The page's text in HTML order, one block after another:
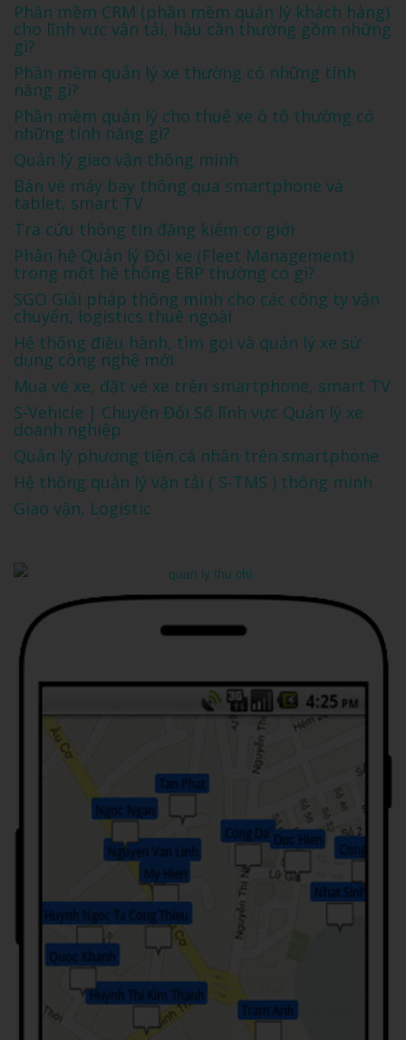
Phần mềm CRM (phần mềm quản lý khách hàng)
cho lĩnh vực vận tải, hậu cần thường gồm những
gì?
Phần mềm quản lý xe thường có những tính
năng gì?
Phần mềm quản lý cho thuê xe ô tô thường có
những tính năng gì?
Quản lý giao vận thông minh
Bán vé máy bay thông qua smartphone và
tablet, smart TV
Tra cứu thông tin đăng kiểm cơ giới
Phân hệ Quản lý Đội xe (Fleet Management)
trong một hệ thống ERP thường có gì?
SGO Giải pháp thông minh cho các công ty vận
chuyển, logistics thuê ngoài
Hệ thống điều hành, tìm gọi và quản lý xe sử
dụng công nghệ mới
Mua vé xe, đặt vé xe trên smartphone, smart TV
S-Vehicle | Chuyển Đổi Số lĩnh vực Quản lý xe
doanh nghiệp
Quản lý phương tiện cá nhân trên smartphone
Hệ thống quản lý vận tải ( S-TMS ) thông minh
Giao vận, Logistic